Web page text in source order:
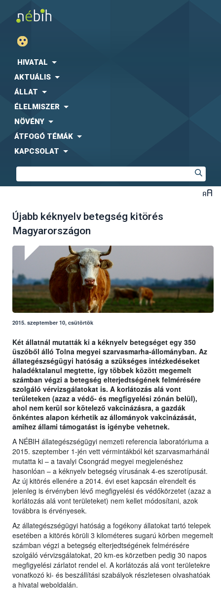
HIVATAL
AKTUÁLIS
ÁLLAT
ÉLELMISZER
NÖVÉNY
ÁTFOGÓ TÉMÁK
KAPCSOLAT
Újabb kéknyelv betegség kitörés
Magyarországon
2015. szeptember 10, csütörtök
Két állatnál mutatták ki a kéknyelv betegséget egy 350
üszőből álló Tolna megyei szarvasmarha-állományban. Az
állategészségügyi hatóság a szükséges intézkedéseket
haladéktalanul megtette, így többek között megemelt
számban végzi a betegség elterjedtségének felmérésére
szolgáló vérvizsgálatokat is. A korlátozás alá vont
területeken (azaz a védő- és megfigyelési zónán belül),
ahol nem kerül sor kötelező vakcinázásra, a gazdák
önkéntes alapon kérhetik az állományok vakcinázását,
amihez állami támogatást is igénybe vehetnek.
A NÉBIH állategészségügyi nemzeti referencia laboratóriuma a
2015. szeptember 1-jén vett vérmintákból két szarvasmarhánál
mutatta ki – a tavalyi Csongrád megyei megjelenéshez
hasonlóan – a kéknyelv betegség vírusának 4-es szerotípusát.
Az új kitörés ellenére a 2014. évi eset kapcsán elrendelt és
jelenleg is érvényben lévő megfigyelési és védőkörzetet (azaz a
korlátozás alá vont területeket) nem kellet módosítani, azok
továbbra is érvényesek.
Az állategészségügyi hatóság a fogékony állatokat tartó telepek
esetében a kitörés körüli 3 kilométeres sugarú körben megemelt
számban végzi a betegség elterjedtségének felmérésére
szolgáló vérvizsgálatokat, 20 km-es körzetben pedig 30 napos
megfigyelési zárlatot rendel el. A korlátozás alá vont területekre
vonatkozó ki- és beszállítási szabályok részletesen olvashatóak
a hivatal weboldalán.